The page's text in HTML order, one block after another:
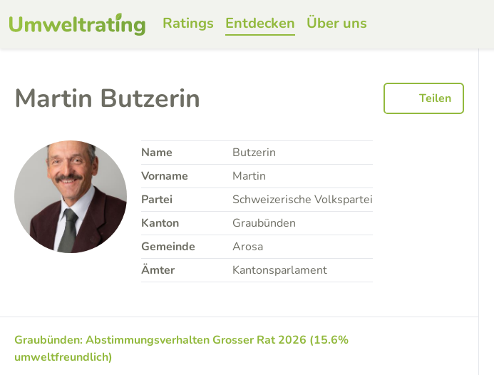
Ratings Entdecken Über uns
Martin Butzerin Teilen
Name
Butzerin
Vorname
Martin
Partei
Schweizerische Volkspartei
Kanton
Graubünden
Gemeinde
Arosa
Ämter
Kantonsparlament
Graubünden: Abstimmungsverhalten Grosser Rat 2026 (15.6%
umweltfreundlich)